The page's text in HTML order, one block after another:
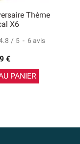
Thème
X6
/ 5 - 6 avis
€
PANIER